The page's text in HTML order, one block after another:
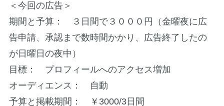
＜今回の広告＞
期間と予算： ３日間で３０００円（金曜夜に広
告申請、承認まで数時間かかり、広告終了したの
が日曜日の夜中）
目標： プロフィールへのアクセス増加
オーディエンス： 自動
予算と掲載期間： ￥3000/3日間